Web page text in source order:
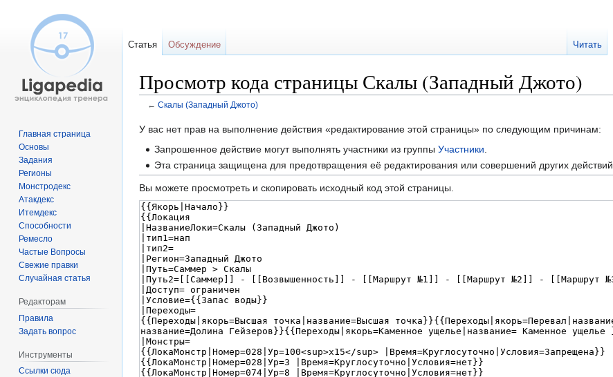
Просмотр кода страницы Скалы (Западный Джото)
← Скалы (Западный Джото)
Перейти
Перейти
У вас нет прав на выполнение действия «редактирование этой страницы» по следующим причинам:
Запрошенное действие могут выполнять участники из группыУчастники
Эта страница защищена для предотвращения её редактирования или совершений других действий.
Вы можете просмотреть и скопировать исходный код этой страницы.
Статья Обсуждение Читать
Главная страница
Основы
Задания
Регионы
Монстродекс
Атакдекс
Итемдекс
Способности
Ремесло
Частые Вопросы
Свежие правки
Случайная статья
Редакторам
Правила
Задать вопрос
Инструменты
Ссылки сюда